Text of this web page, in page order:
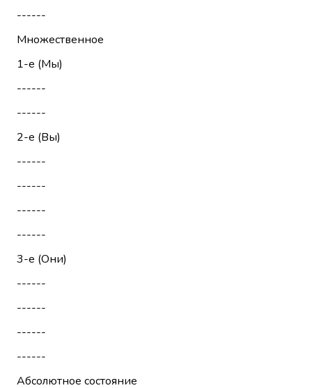
------
Множественное
1-е (Мы)
------
------
2-е (Вы)
------
------
------
------
3-е (Они)
------
------
------
------
Абсолютное состояние